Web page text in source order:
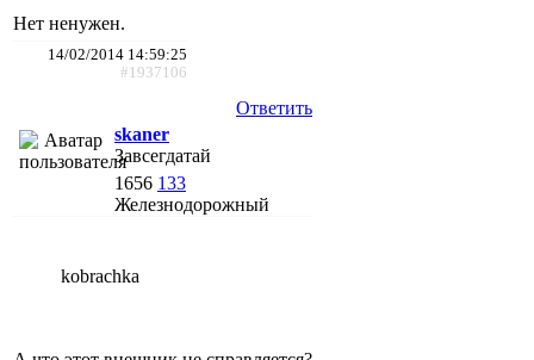
Нет ненужен.
14/02/2014 14:59:25
#1937106
Ответить
skaner
Завсегдатай
1656 133
Железнодорожный
kobrachka